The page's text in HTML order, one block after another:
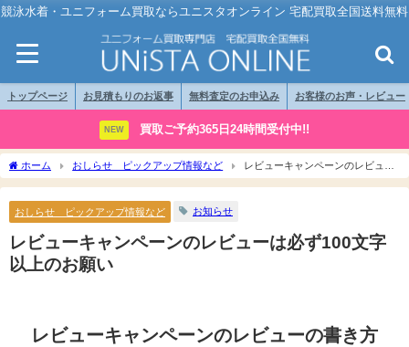
競泳水着・ユニフォーム買取ならユニスタオンライン 宅配買取全国送料無料
トップページ お見積もりのお返事 無料査定のお申込み お客様のお声・レビュー
NEW 買取ご予約365日24時間受付中!!
ホーム おしらせ ピックアップ情報など
レビューキャンペーンのレビュー
は必ず100文字以上のお願い
おしらせ ピックアップ情報など お知らせ
レビューキャンペーンのレビューは必ず100文字
以上のお願い
レビューキャンペーンのレビューの書き方